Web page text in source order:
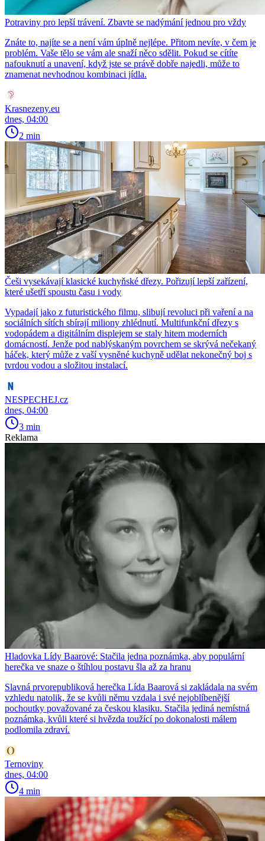
Potraviny pro lepší trávení. Zbavte se nadýmání jednou pro vždy
Znáte to, najíte se a není vám úplně nejlépe. Přitom nevíte, v čem je
problém. Vaše tělo se vám ale snaží něco sdělit. Pokud se cítíte
nafouknutí a unavení, když jste se právě dobře najedli, může to
znamenat nevhodnou kombinaci jídla.
Krasnezeny.eu
dnes, 04:00
2 min
Češi vysekávají klasické kuchyňské dřezy. Pořizují lepší zařízení,
které ušetří spoustu času i vody
Vypadají jako z futuristického filmu, slibují revoluci při vaření a na
sociálních sítích sbírají miliony zhlédnutí. Multifunkční dřezy s
vodopádem a digitálním displejem se staly hitem moderních
domácností. Jenže pod nablýskaným povrchem se skrývá nečekaný
háček, který může z vaší vysněné kuchyně udělat nekonečný boj s
tvrdou vodou a složitou instalací.
NESPECHEJ.cz
dnes, 04:00
3 min
Reklama
Hladovka Lídy Baarové: Stačila jedna poznámka, aby populární
herečka ve snaze o štíhlou postavu šla až za hranu
Slavná prvorepubliková herečka Lída Baarová si zakládala na svém
vzhledu natolik, že se kvůli němu vzdala i své nejoblíbenější
pochoutky považované za českou klasiku. Stačila jediná nemístná
poznámka, kvůli které si hvězda toužící po dokonalosti málem
podlomila zdraví.
Ternoviny
dnes, 04:00
4 min